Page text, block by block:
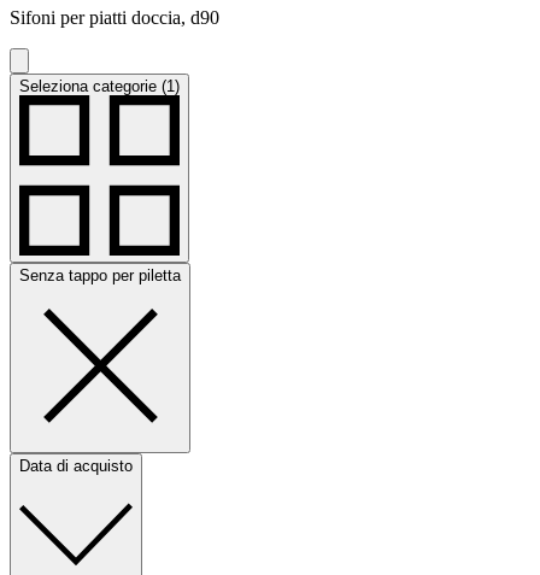
Sifoni per piatti doccia, d90
Seleziona categorie (1)
Senza tappo per piletta
Data di acquisto